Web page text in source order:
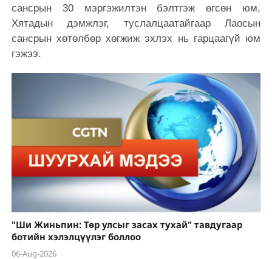
сансрын 30 мэргэжилтэн бэлтгэж өгсөн юм,
Хятадын дэмжлэг, туслалцаатайгаар Лаосын
сансрын хөтөлбөр хөгжиж эхлэх нь гарцаагүй юм
гэжээ.
"Ши Жиньпин: Төр улсыг засах тухай" тавдугаар
ботийн хэлэлцүүлэг боллоо
06-Aug-2026